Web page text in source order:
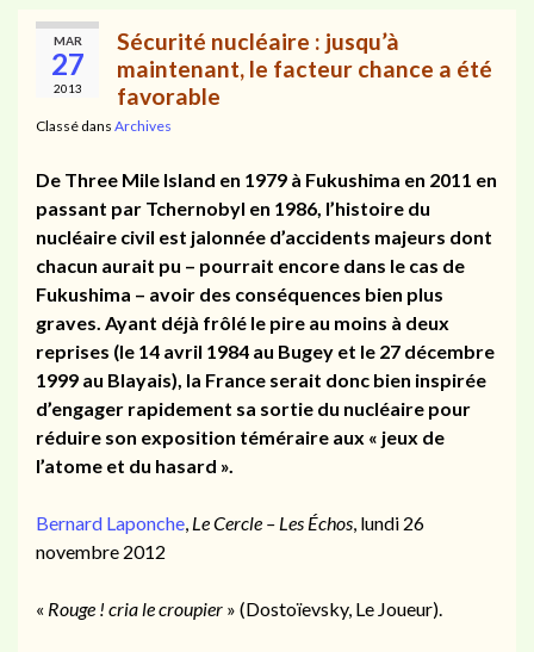
MAR
27
2013
Sécurité nucléaire : jusqu’à
maintenant, le facteur chance a été
favorable
Classé dans Archives
De Three Mile Island en 1979 à Fukushima en 2011 en
passant par Tchernobyl en 1986, l’histoire du
nucléaire civil est jalonnée d’accidents majeurs dont
chacun aurait pu – pourrait encore dans le cas de
Fukushima – avoir des conséquences bien plus
graves. Ayant déjà frôlé le pire au moins à deux
reprises (le 14 avril 1984 au Bugey et le 27 décembre
1999 au Blayais), la France serait donc bien inspirée
d’engager rapidement sa sortie du nucléaire pour
réduire son exposition téméraire aux « jeux de
l’atome et du hasard ».
Bernard Laponche, Le Cercle – Les Échos, lundi 26
novembre 2012
« Rouge ! cria le croupier » (Dostoïevsky, Le Joueur).